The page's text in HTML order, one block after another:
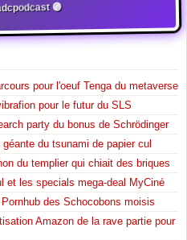
🟣
pour l'oeuf Tenga du metaverse
pour le futur du SLS
party du bonus de Schrödinger
du tsunami de papier cul
du templier qui chiait des briques
et les specials mega-deal MyCiné
des Schocobons moisis
Amazon de la rave partie pour